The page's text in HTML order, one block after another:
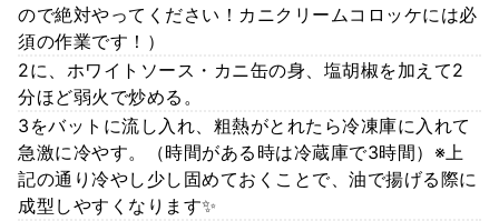
ので絶対やってください！カニクリームコロッケには必
須の作業です！）
2に、ホワイトソース・カニ缶の身、塩胡椒を加えて2
分ほど弱火で炒める。
3をバットに流し入れ、粗熱がとれたら冷凍庫に入れて
急激に冷やす。（時間がある時は冷蔵庫で3時間）※上
記の通り冷やし少し固めておくことで、油で揚げる際に
成型しやすくなります✨